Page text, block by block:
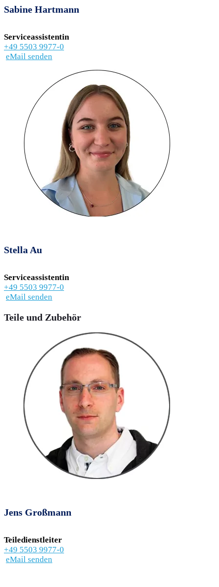
Sabine Hartmann
Serviceassistentin
+49 5503 9977-0
eMail senden
Stella Au
Serviceassistentin
+49 5503 9977-0
eMail senden
Teile und Zubehör
Jens Großmann
Teiledienstleiter
+49 5503 9977-0
eMail senden